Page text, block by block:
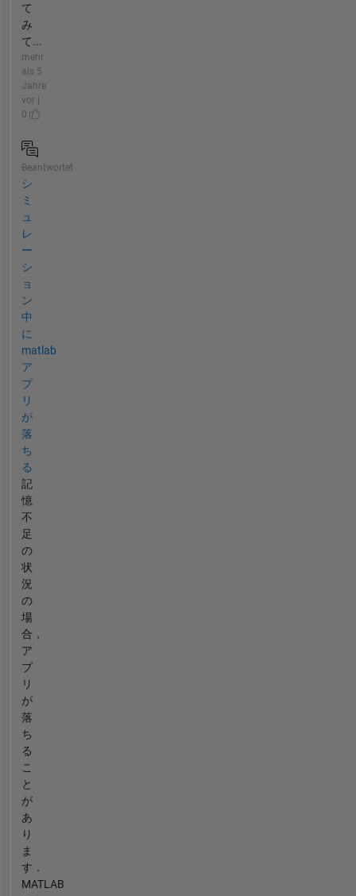
て
み
て...
mehr
als 5
Jahre
vor |
0
Beantwortet
シ
ミ
ュ
レ
ー
シ
ョ
ン
中
に
matlab
ア
プ
リ
が
落
ち
る
記
憶
不
足
の
状
況
の
場
合，
ア
プ
リ
が
落
ち
る
こ
と
が
あ
り
ま
す．
MATLAB